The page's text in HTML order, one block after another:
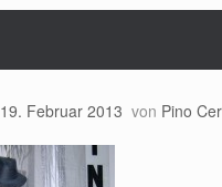
19. Februar 2013 von Pino